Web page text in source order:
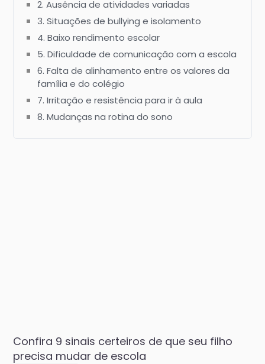
2. Ausência de atividades variadas
3. Situações de bullying e isolamento
4. Baixo rendimento escolar
5. Dificuldade de comunicação com a escola
6. Falta de alinhamento entre os valores da
família e do colégio
7. Irritação e resistência para ir à aula
8. Mudanças na rotina do sono
Confira 9 sinais certeiros de que seu filho
precisa mudar de escola